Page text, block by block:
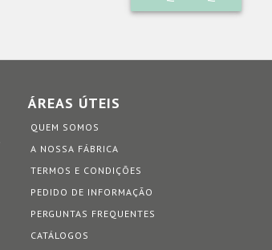
ÁREAS ÚTEIS
QUEM SOMOS
A NOSSA FÁBRICA
TERMOS E CONDIÇÕES
PEDIDO DE INFORMAÇÃO
PERGUNTAS FREQUENTES
CATÁLOGOS